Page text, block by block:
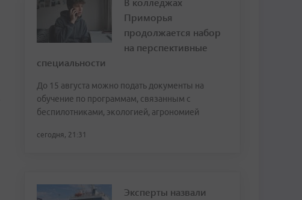
Приморья
продолжается набор
на перспективные
специальности
До 15 августа можно подать документы на
обучение по программам, связанным с
беспилотниками, экологией, агрономией
сегодня, 21:31
Эксперты назвали